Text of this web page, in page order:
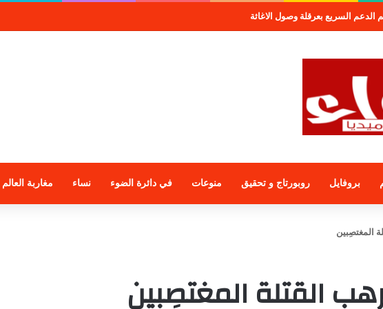
فندقية جديدة لمجموعة الراجحي الاستثمارية
بروفايل روبورتاج و تحقيق منوعات في دائرة الضوء نساء مغاربة العالم
المغتصِبين
القتلة المغتصِبين